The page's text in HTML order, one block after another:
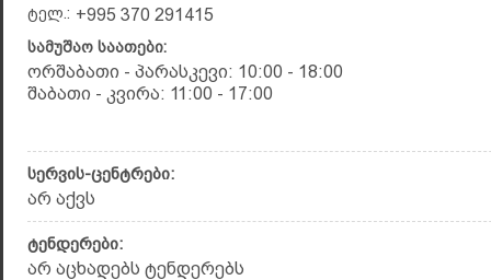
ტელ.: +995 370 291415
სამუშაო საათები:
ორშაბათი - პარასკევი: 10:00 - 18:00
შაბათი - კვირა: 11:00 - 17:00
სერვის-ცენტრები:
არ აქვს
ტენდერები:
არ აცხადებს ტენდერებს